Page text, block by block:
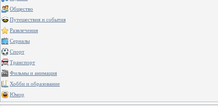
Общество
Путешествия и события
Развлечения
Сериалы
Спорт
Транспорт
Фильмы и анимация
Хобби и образование
Юмор